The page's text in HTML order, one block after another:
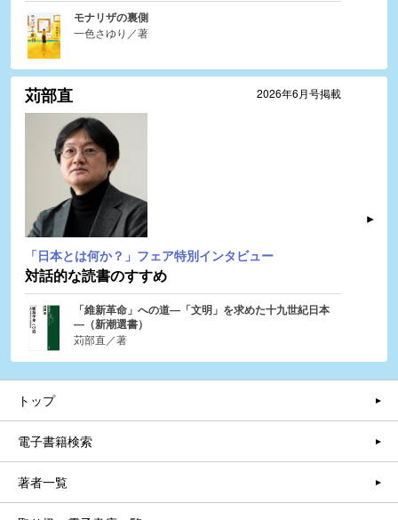
モナリザの裏側
一色さゆり／著
2026年6月号掲載
苅部直
「日本とは何か？」フェア特別インタビュー
対話的な読書のすすめ
「維新革命」への道―「文明」を求めた十九世紀日本
―（新潮選書）
苅部直／著
トップ
電子書籍検索
著者一覧